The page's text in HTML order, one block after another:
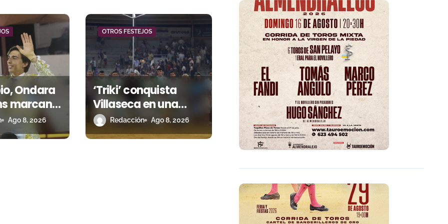
Ondara
marcan
con Julio
Ago 8, 2026
OTROS FESTEJOS
‘Triki’ conquista
Villaseca en una
noche marcada por
la dureza de
Redacción Ago 8, 2026